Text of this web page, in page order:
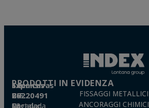
Técnicas Expansivas S.L.
CIF: B-26220491
P. I. La Portalada II, C/ Segador, 13
PRODOTTI IN EVIDENZA
FISSAGGI METALLICI
ANCORAGGI CHIMICI